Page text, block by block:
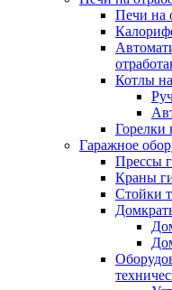
Печи на
Котлы
Горелки
Гаражное
Прессы
Краны
Стойки